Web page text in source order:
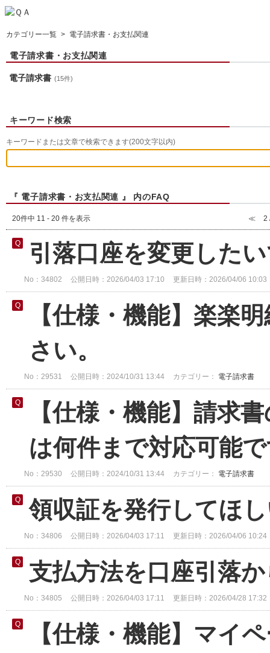
カテゴリー一覧 > 電子請求書・お支払関連
電子請求書・お支払関連
電子請求書 (15件)
キーワード検索
キーワードまたは文章で検索できます(200文字以内)
『 電子請求書・お支払関連 』 内のFAQ
20件中 11 - 20 件を表示 ≪ 2
引落口座を変更した
No：34802 公開日時：2026/04/03 17:10 更新日時：2026/04/06 10:03
【仕様・機能】楽楽
さい。
No：29531 公開日時：2024/10/31 13:44 カテゴリー： 電子請求書
【仕様・機能】請求
は何件まで対応可能
No：29530 公開日時：2024/10/31 13:44 カテゴリー： 電子請求書
領収証を発行してほ
No：34806 公開日時：2026/04/03 17:11 更新日時：2026/04/06 10:24
支払方法を口座引落
No：34805 公開日時：2026/04/03 17:11 更新日時：2026/04/28 17:32
【仕様・機能】マイ